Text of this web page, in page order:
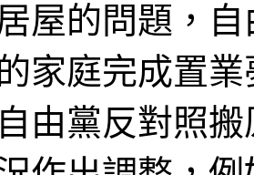
屋的問題，
家庭完成置
由黨反對照